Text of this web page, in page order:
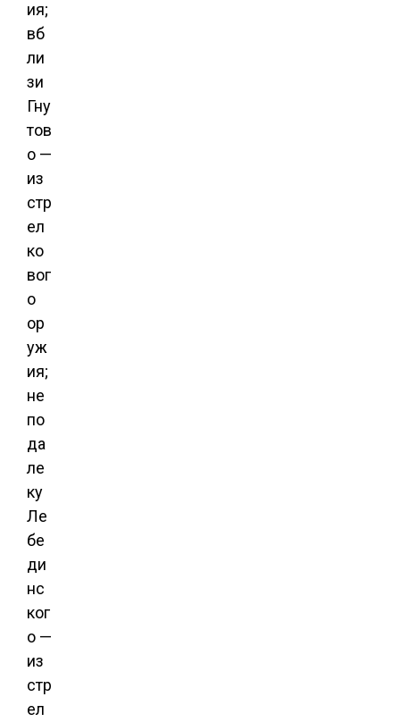
ия;
вб
ли
зи
Гну
тов
о —
из
стр
ел
ко
вог
о
ор
уж
ия;
не
по
да
ле
ку
Ле
бе
ди
нс
ког
о —
из
стр
ел